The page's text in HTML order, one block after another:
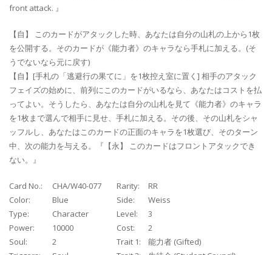
front attack. 』
【自】 このカードがアタックした時、あなたは自分の山札の上から1枚
を公開する。そのカードが《能力者》のキャラなら手札に加える。(そ
うでないなら元に戻す)
【自】[手札の「逃避行の果てに」を1枚控え室に置く] 相手のアタック
フェイズの始めに、前列にこのカードがいるなら、あなたはコストを払
ってよい。そうしたら、あなたは自分の山札を見て《能力者》のキャラ
を1枚まで選んで相手に見せ、手札に加える。その後、その山札をシャ
ッフルし、あなたはこのカードの正面のキャラを1枚選び、そのターン
中、次の能力を与える。『【永】 このカードはフロントアタックでき
ない。』
Card No.: CHA/W40-077 Rarity:
RR
Color:
Blue Side:
Weiss
Type:
Character Level:
3
Power:
10000 Cost:
2
Soul:
2 Trait 1:
能力者 (Gifted)